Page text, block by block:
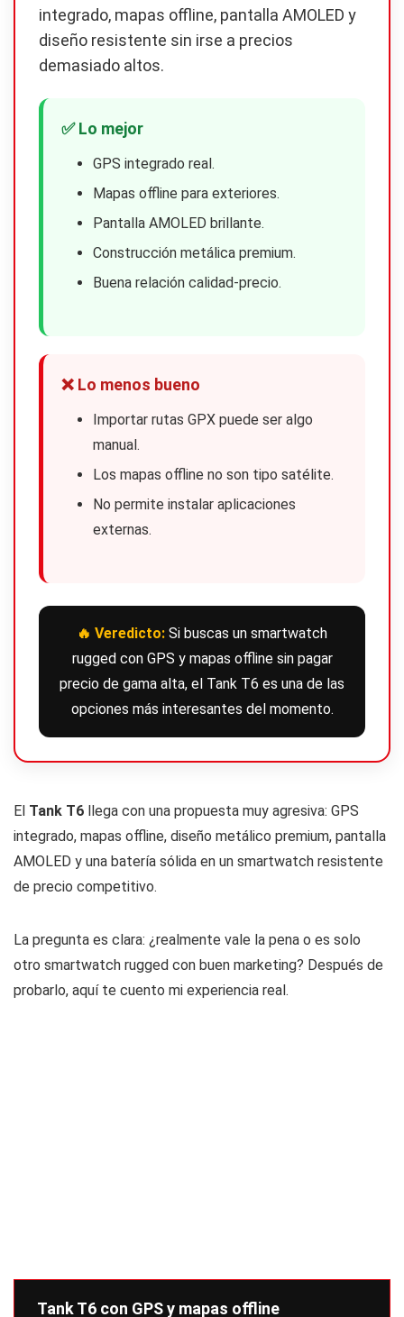
integrado, mapas offline, pantalla AMOLED y
diseño resistente sin irse a precios
demasiado altos.
✅ Lo mejor
GPS integrado real.
Mapas offline para exteriores.
Pantalla AMOLED brillante.
Construcción metálica premium.
Buena relación calidad-precio.
❌ Lo menos bueno
Importar rutas GPX puede ser algo
manual.
Los mapas offline no son tipo satélite.
No permite instalar aplicaciones
externas.
🔥 Veredicto: Si buscas un smartwatch
rugged con GPS y mapas offline sin pagar
precio de gama alta, el Tank T6 es una de las
opciones más interesantes del momento.
El Tank T6 llega con una propuesta muy agresiva: GPS
integrado, mapas offline, diseño metálico premium, pantalla
AMOLED y una batería sólida en un smartwatch resistente
de precio competitivo.
La pregunta es clara: ¿realmente vale la pena o es solo
otro smartwatch rugged con buen marketing? Después de
probarlo, aquí te cuento mi experiencia real.
Tank T6 con GPS y mapas offline